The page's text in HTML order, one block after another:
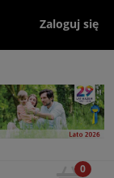
Zaloguj się